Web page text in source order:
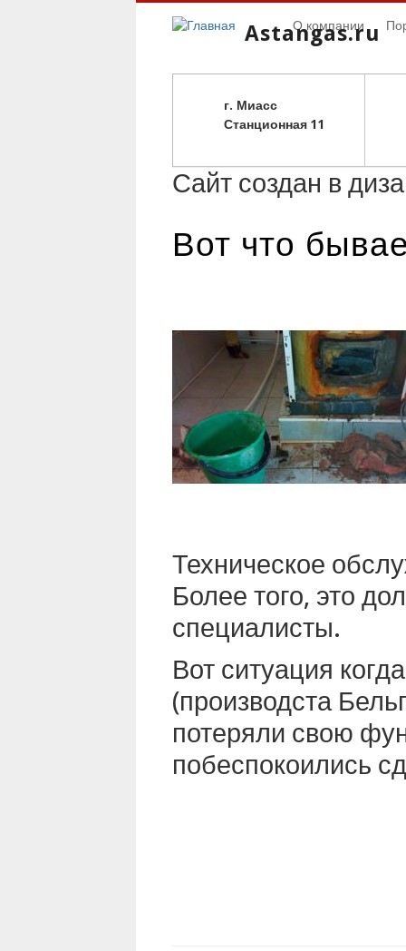
Astangas.ru
г. Миасс
Станционная 11
О компании
Сайт создан в
Вот что
Техническое
Более того, это
специалисты.
Вот ситуация
(производста
потеряли свою
побеспокоились